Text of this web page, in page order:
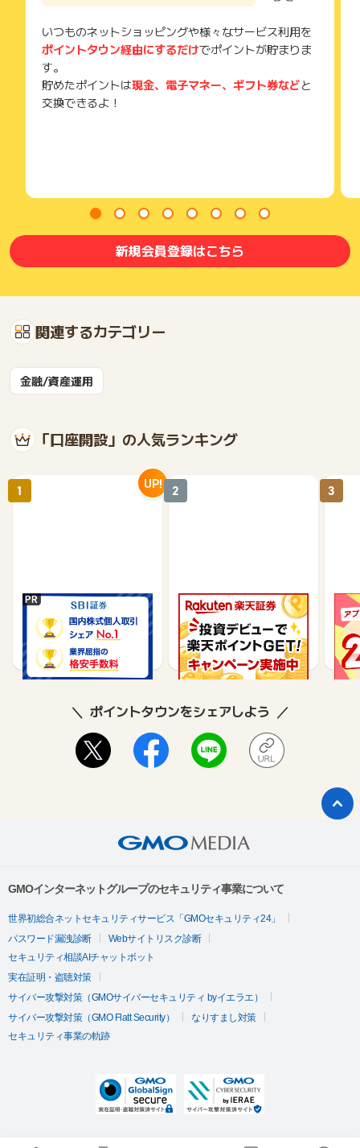
いつものネットショッピングや様々なサービス利用を
ポイントタウン経由にするだけでポイントが貯まりま
す。
貯めたポイントは現金、電子マネー、ギフト券などと
交換できるよ！
新規会員登録はこちら
関連するカテゴリー
金融/資産運用
「口座開設」の人気ランキング
SBI証券【新規口座開設
完了】
9,565 17,000
1 UP!
楽天証券【総合口座開設
完了】
7,500
2
【
行】
3
ポイントタウンをシェアしよう
GMOインターネットグループのセキュリティ事業について
世界初総合ネットセキュリティサービス「GMOセキュリティ24」
パスワード漏洩診断
Webサイトリスク診断
セキュリティ相談AIチャットボット
実在証明・盗聴対策
サイバー攻撃対策（GMOサイバーセキュリティ byイエラエ）
サイバー攻撃対策（GMO Flatt Security）
なりすまし対策
セキュリティ事業の軌跡